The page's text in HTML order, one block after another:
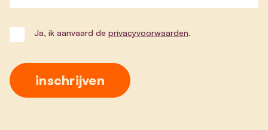
Ja, ik aanvaard de privacyvoorwaarden.